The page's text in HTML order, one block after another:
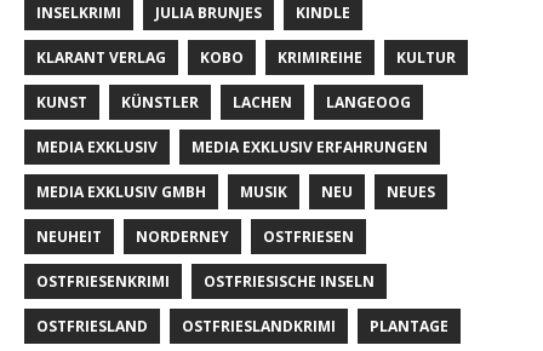
INSELKRIMI JULIA BRUNJES KINDLE
KLARANT VERLAG KOBO KRIMIREIHE KULTUR
KUNST KÜNSTLER LACHEN LANGEOOG
MEDIA EXKLUSIV MEDIA EXKLUSIV ERFAHRUNGEN
MEDIA EXKLUSIV GMBH MUSIK NEU NEUES
NEUHEIT NORDERNEY OSTFRIESEN
OSTFRIESENKRIMI OSTFRIESISCHE INSELN
OSTFRIESLAND OSTFRIESLANDKRIMI PLANTAGE